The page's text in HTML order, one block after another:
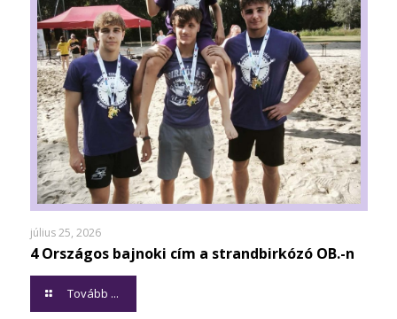
július 25, 2026
4 Országos bajnoki cím a strandbirkózó OB.-n
Tovább ...